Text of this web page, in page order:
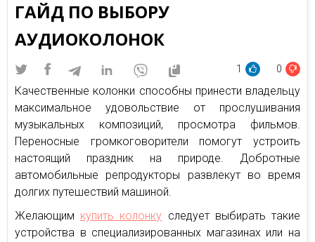
ГАЙД ПО ВЫБОРУ
АУДИОКОЛОНОК
1 0
Качественные колонки способны принести владельцу
максимальное удовольствие от прослушивания
музыкальных композиций, просмотра фильмов.
Переносные громкоговорители помогут устроить
настоящий праздник на природе. Добротные
автомобильные репродукторы развлекут во время
долгих путешествий машиной.
Желающим купить колонку следует выбирать такие
устройства в специализированных магазинах или на